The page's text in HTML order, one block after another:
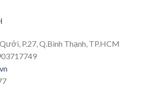
P.27, Q.Bình Thạnh, TP.HCM